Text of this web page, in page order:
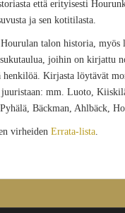
että erityisesti
ja sen kotitilasta.
talon historia, myös
joihin on kirjattu
Kirjasta löytävät
juuristaan: mm. Luoto,
Bäckman, Ahlbäck,
virheiden Errata-lista.